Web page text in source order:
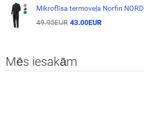
Mikroflīsa termoveļa Norfin NORD
49.95EUR 43.00EUR
Mēs iesakām